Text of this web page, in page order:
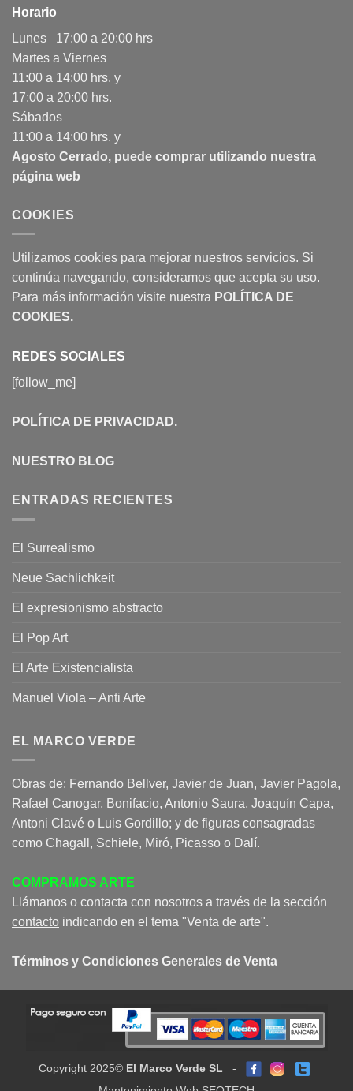
Horario
Lunes 17:00 a 20:00 hrs
Martes a Viernes
11:00 a 14:00 hrs. y
17:00 a 20:00 hrs.
Sábados
11:00 a 14:00 hrs. y
Agosto Cerrado, puede comprar utilizando nuestra
página web
COOKIES
Utilizamos cookies para mejorar nuestros servicios. Si
continúa navegando, consideramos que acepta su uso.
Para más información visite nuestra POLÍTICA DE
COOKIES.
REDES SOCIALES
[follow_me]
POLÍTICA DE PRIVACIDAD.
NUESTRO BLOG
ENTRADAS RECIENTES
El Surrealismo
Neue Sachlichkeit
El expresionismo abstracto
El Pop Art
El Arte Existencialista
Manuel Viola – Anti Arte
EL MARCO VERDE
Obras de: Fernando Bellver, Javier de Juan, Javier Pagola,
Rafael Canogar, Bonifacio, Antonio Saura, Joaquín Capa,
Antoni Clavé o Luis Gordillo; y de figuras consagradas
como Chagall, Schiele, Miró, Picasso o Dalí.
COMPRAMOS ARTE
Llámanos o contacta con nosotros a través de la sección
contacto indicando en el tema "Venta de arte".
Términos y Condiciones Generales de Venta
Copyright 2025© El Marco Verde SL -